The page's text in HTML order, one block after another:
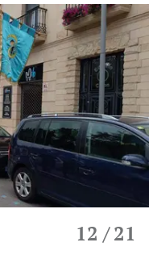
12 / 21